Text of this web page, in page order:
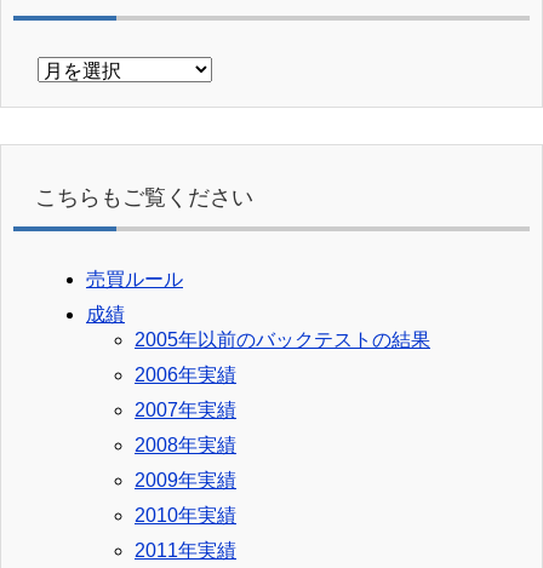
ア
イ
こちらもご覧ください
売買ルール
成績
2005年以前のバックテストの結果
2006年実績
2007年実績
2008年実績
2009年実績
2010年実績
2011年実績